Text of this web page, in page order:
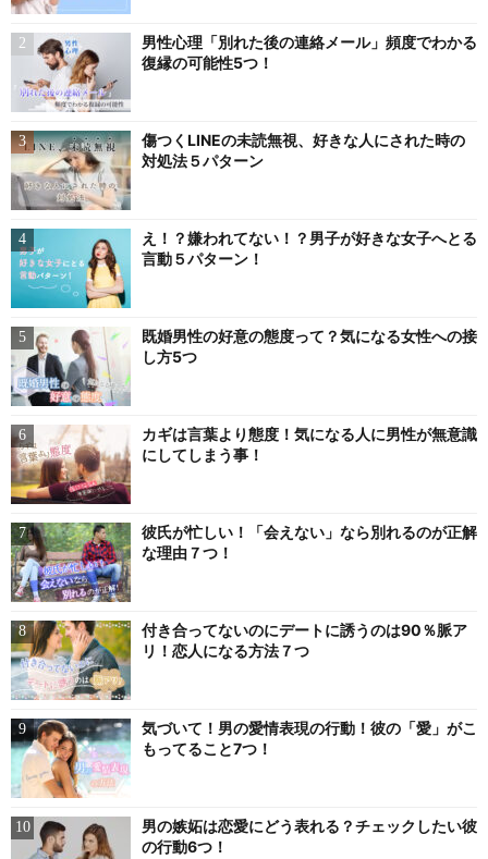
男性心理「別れた後の連絡メール」頻度でわかる
復縁の可能性5つ！
傷つくLINEの未読無視、好きな人にされた時の
対処法５パターン
え！？嫌われてない！？男子が好きな女子へとる
言動５パターン！
既婚男性の好意の態度って？気になる女性への接
し方5つ
カギは言葉より態度！気になる人に男性が無意識
にしてしまう事！
彼氏が忙しい！「会えない」なら別れるのが正解
な理由７つ！
付き合ってないのにデートに誘うのは90％脈ア
リ！恋人になる方法７つ
気づいて！男の愛情表現の行動！彼の「愛」がこ
もってること7つ！
男の嫉妬は恋愛にどう表れる？チェックしたい彼
の行動6つ！